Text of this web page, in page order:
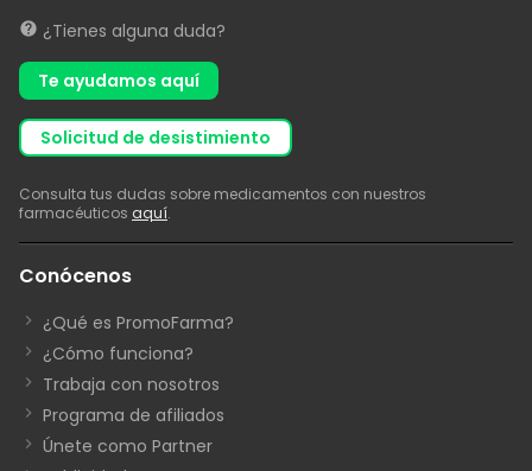
¿Tienes alguna duda?
Te ayudamos aquí
solicitud de desistimiento
Consulta tus dudas sobre medicamentos con nuestros
farmacéuticos aquí.
Conócenos
¿Qué es PromoFarma?
¿Cómo funciona?
Trabaja con nosotros
Programa de afiliados
Únete como Partner